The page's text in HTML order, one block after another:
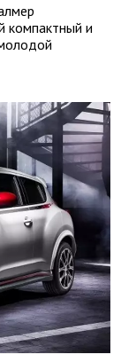
компактный и